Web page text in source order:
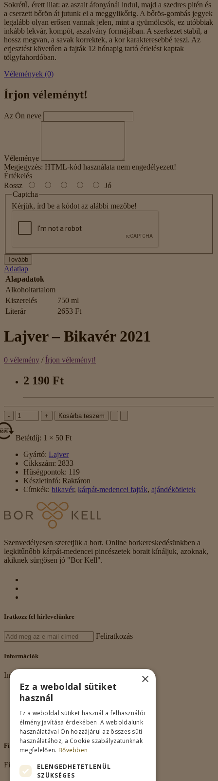
Sokrétű, érett illat: az aszalt áfonyánál indul, majd a szedres pitén és
a cserzett bőrön át jutunk el a meggylikőrig. A bőrös-gombás jegyek
legalább olyan erősen vannak jelen, mint a gyümölcsök, ez utóbbiak
inkább lekvár, kompót, aszalvány formájában. A szerkezet stabil, a
hossz megvan, a savak korrektek, a kor karakteresebbé teszi. Az
erjesztést követően a fajták 12 hónapig tartó érlelést kaptak
tölgyfahordóban.
Vélemények (0)
Írjon véleményt!
Az Ön neve
Véleménye
Megjegyzés: HTML-kód használata nem engedélyezett!
Értékelés
Rossz
Jó
Captcha
Kérjük, írd be a kódot az alábbi mezőbe!
Tovább
Adatlap
Alapadatok
Alkoholtartalom
Kiszerelés
750 ml
Literár
2653 Ft
Lajver – Bikavér 2021
0 vélemény / Írjon véleményt!
2 190 Ft
- + Kosárba teszem
Betétdíj: 1 × 50 Ft
Gyártó: Lajver
Cikkszám: 2833
Hűségpontok: 119
Készletinfó: Raktáron
Címkék: bikavér, kárpát-medencei fajták, ajándékötletek
Szenvedélyesen szeretjük a bort. Online borkereskedésünkben a
legkitűnőbb kárpát-medencei pincészetek borait kínáljuk, azoknak,
akiknek sürgősen jó "Bor Kell".
Iratkozz fel hírlevelünkre
Feliratkozás
Információk
Információk
Rólunk
Adatkezelés
Vásárlási feltételek
Nagykereskedelem
Kapcsolat
Fiókom
Fiókom
×
Ez a weboldal sütiket
használ
Ez a weboldal sütiket használ a felhasználói
élmény javítása érdekében. A weboldalunk
használatával Ön hozzájárul az összes süti
használatához, a Cookie szabályzatunknak
megfelelően. Bővebben
ELENGEDHETETLENÜL
SZÜKSÉGES